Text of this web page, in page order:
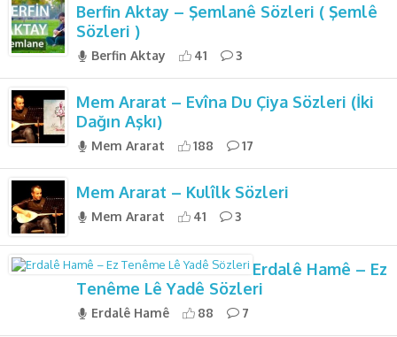
Berfin Aktay – Şemlanê Sözleri ( Şemlê
Sözleri )
Berfin Aktay 41 3
Mem Ararat – Evîna Du Çiya Sözleri (İki
Dağın Aşkı)
Mem Ararat 188 17
Mem Ararat – Kulîlk Sözleri
Mem Ararat 41 3
Erdalê Hamê – Ez
Tenême Lê Yadê Sözleri
Erdalê Hamê 88 7